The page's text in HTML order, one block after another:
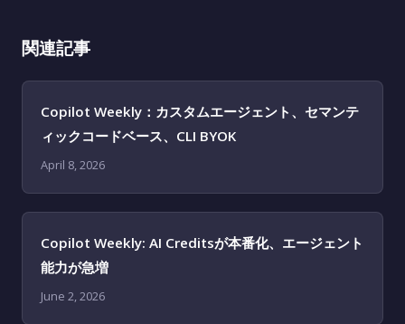
関連記事
Copilot Weekly：カスタムエージェント、セマンテ
ィックコードベース、CLI BYOK
April 8, 2026
Copilot Weekly: AI Creditsが本番化、エージェント
能力が急増
June 2, 2026